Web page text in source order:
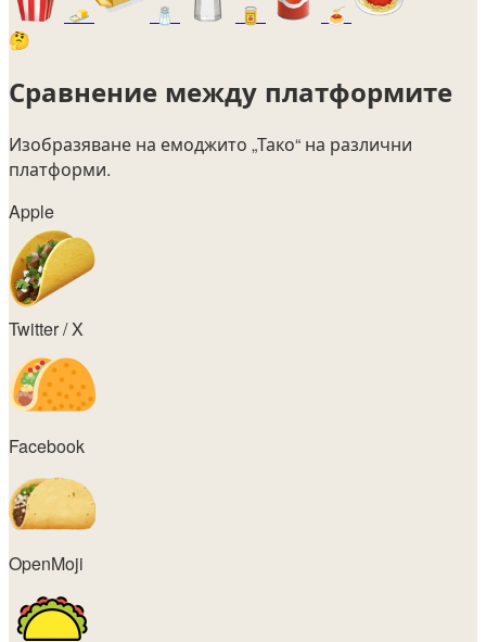
🧈 🧂 🥫
🍝
🤔
Сравнение между платформите
Изобразяване на емоджито „Тако“ на различни
платформи.
Apple
Twitter / X
Facebook
OpenMoji